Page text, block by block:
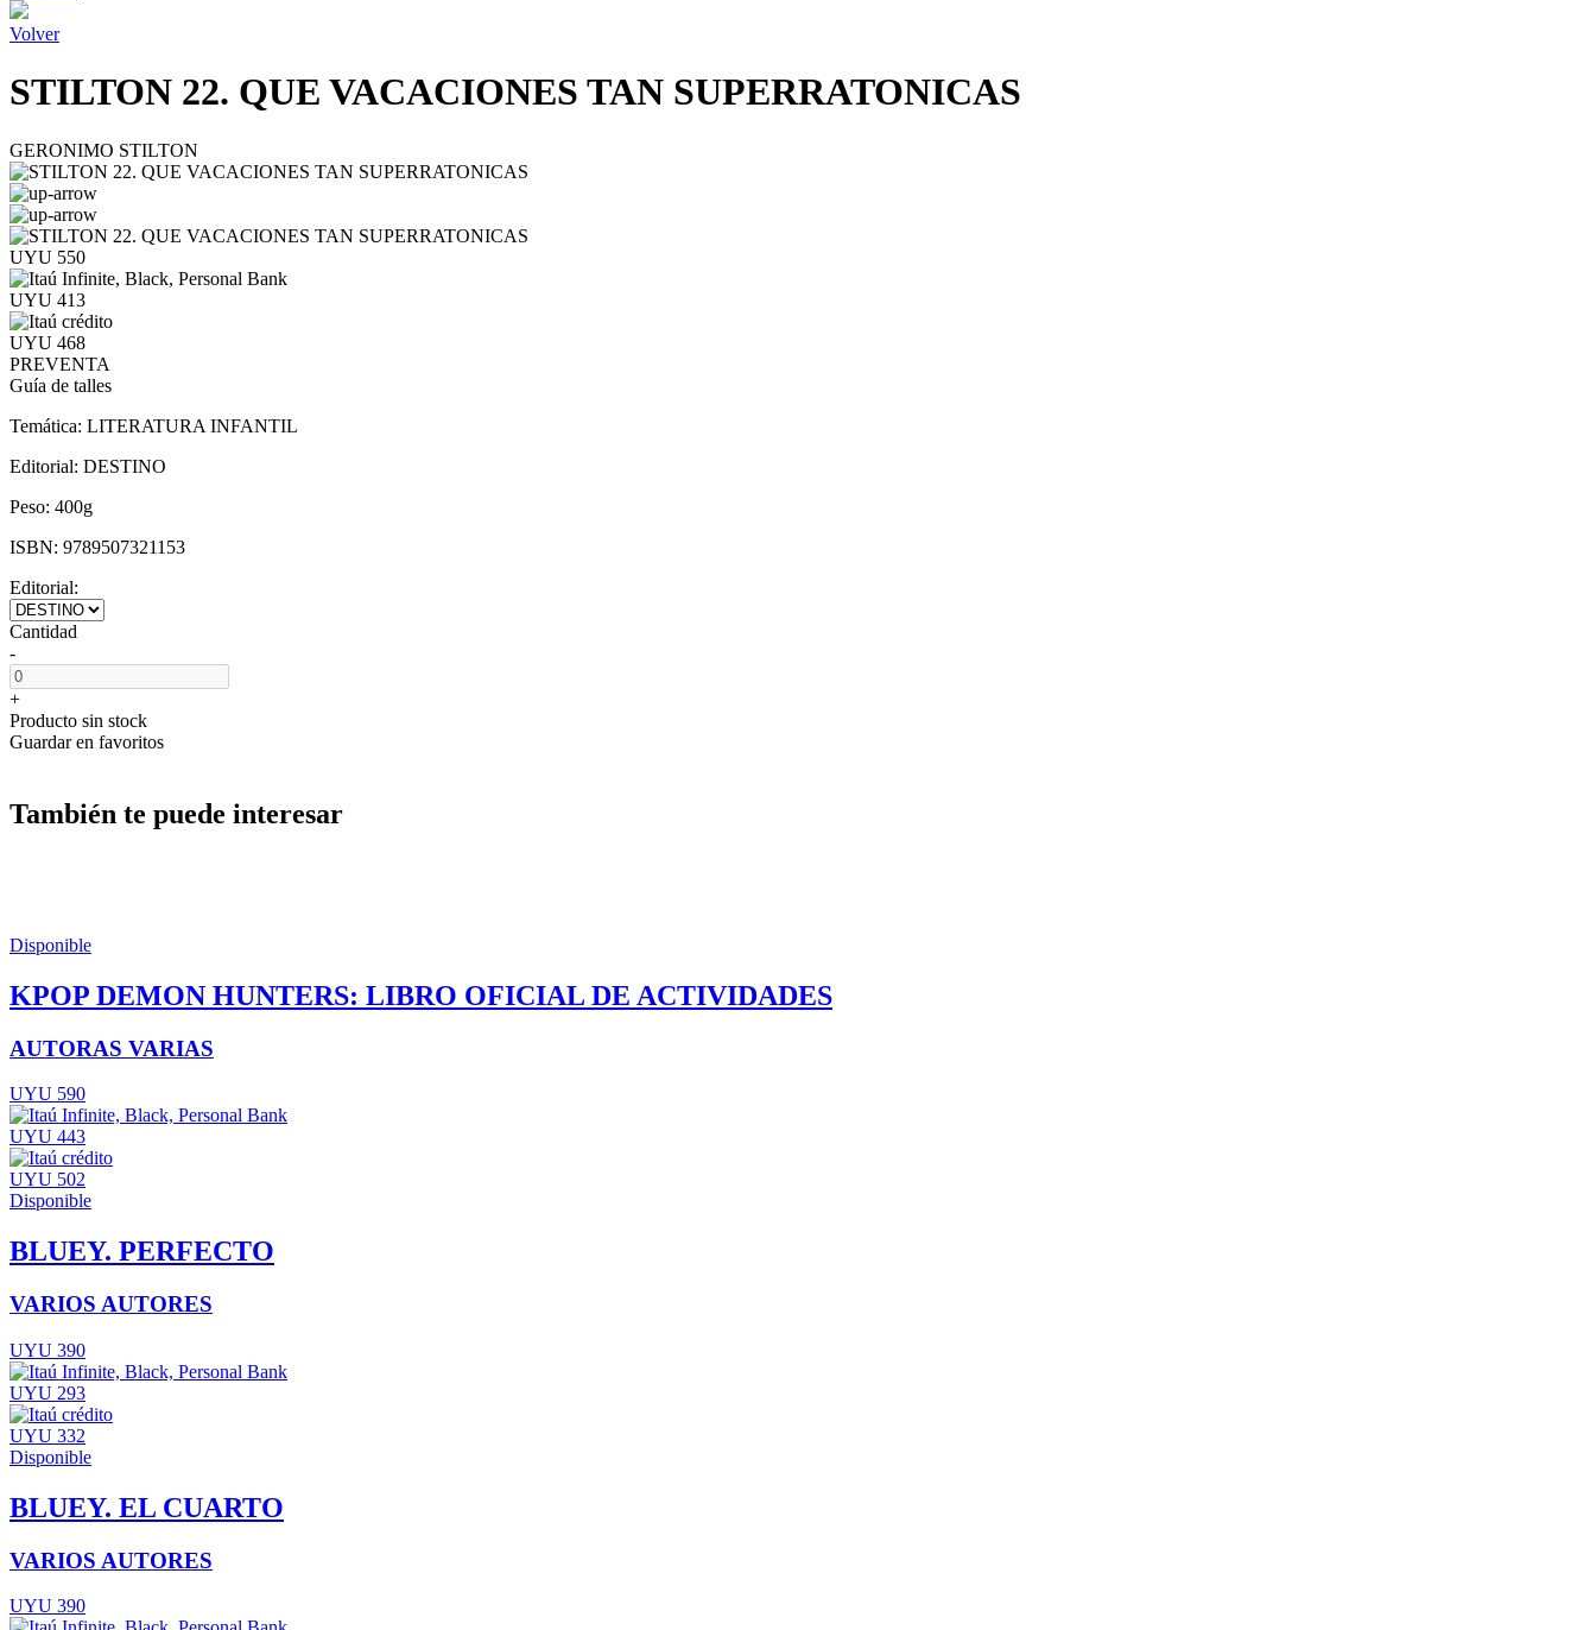
Volver
STILTON 22. QUE VACACIONES TAN SUPERRATONICAS
GERONIMO STILTON
UYU 550
UYU 413
UYU 468
PREVENTA
Guía de talles
Temática: LITERATURA INFANTIL
Editorial: DESTINO
Peso: 400g
ISBN: 9789507321153
Editorial:
Cantidad
-
+
Producto sin stock
Guardar en favoritos
También te puede interesar
Disponible
KPOP DEMON HUNTERS: LIBRO OFICIAL DE ACTIVIDADES
AUTORAS VARIAS
UYU 590
UYU 443
UYU 502
Disponible
BLUEY. PERFECTO
VARIOS AUTORES
UYU 390
UYU 293
UYU 332
Disponible
BLUEY. EL CUARTO
VARIOS AUTORES
UYU 390